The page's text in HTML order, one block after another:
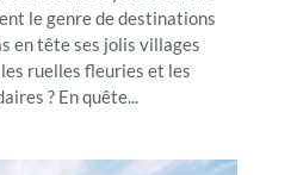
le genre de destinations
en tête ses jolis villages
ruelles fleuries et les
? En quête...